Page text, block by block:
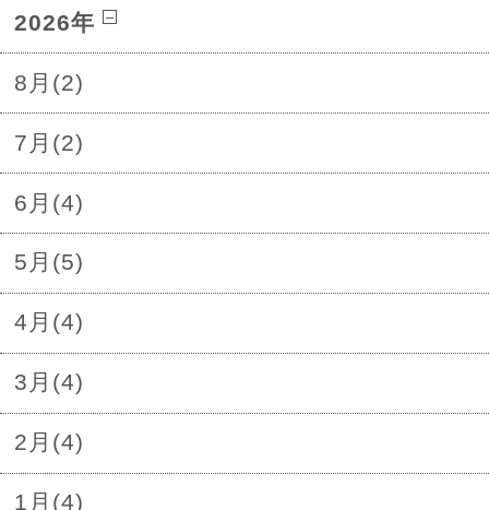
2026年
8月(2)
7月(2)
6月(4)
5月(5)
4月(4)
3月(4)
2月(4)
1月(4)